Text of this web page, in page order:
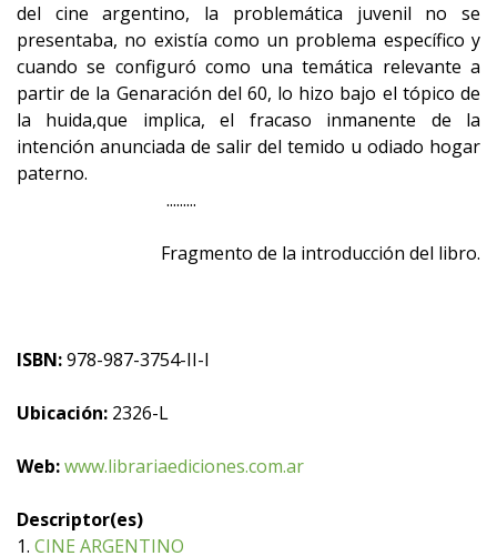
del cine argentino, la problemática juvenil no se
presentaba, no existía como un problema específico y
cuando se configuró como una temática relevante a
partir de la Genaración del 60, lo hizo bajo el tópico de
la huida,que implica, el fracaso inmanente de la
intención anunciada de salir del temido u odiado hogar
paterno.
.........
Fragmento de la introducción del libro.
ISBN:978-987-3754-II-I
Ubicación: 2326-L
Web:www.librariaediciones.com.ar
Descriptor(es)
1. CINE ARGENTINO